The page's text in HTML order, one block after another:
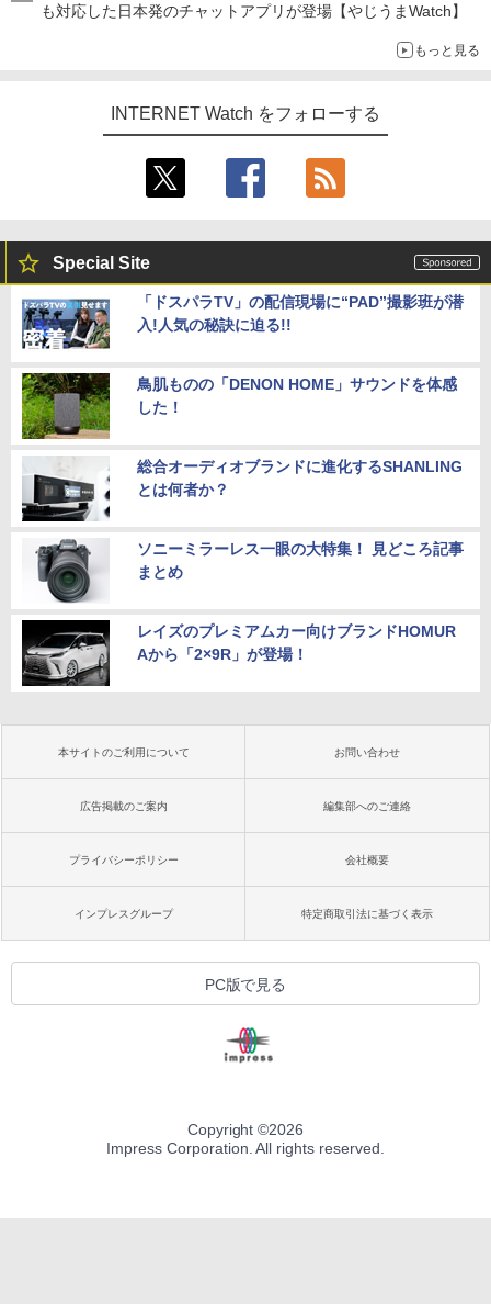
も対応した日本発のチャットアプリが登場【やじうまWatch】
もっと見る
INTERNET Watch をフォローする
Special Site
「ドスパラTV」の配信現場に“PAD”撮影班が潜
入!人気の秘訣に迫る!!
鳥肌ものの「DENON HOME」サウンドを体感
した！
総合オーディオブランドに進化するSHANLING
とは何者か？
ソニーミラーレス一眼の大特集！ 見どころ記事
まとめ
レイズのプレミアムカー向けブランドHOMUR
Aから「2×9R」が登場！
本サイトのご利用について お問い合わせ
広告掲載のご案内 編集部へのご連絡
プライバシーポリシー 会社概要
インプレスグループ 特定商取引法に基づく表示
PC版で見る
Copyright ©2026
Impress Corporation. All rights reserved.